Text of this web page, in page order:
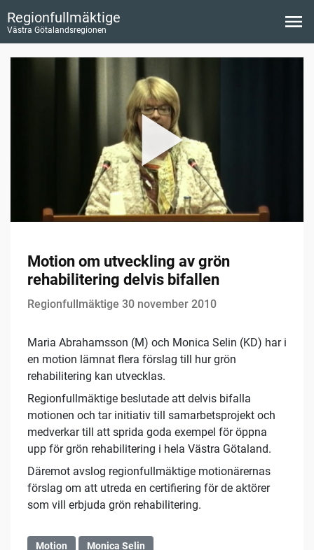
Regionfullmäktige
Västra Götalandsregionen
Motion om utveckling av grön
rehabilitering delvis bifallen
Regionfullmäktige 30 november 2010
Maria Abrahamsson (M) och Monica Selin (KD) har i
en motion lämnat flera förslag till hur grön
rehabilitering kan utvecklas.
Regionfullmäktige beslutade att delvis bifalla
motionen och tar initiativ till samarbetsprojekt och
medverkar till att sprida goda exempel för öppna
upp för grön rehabilitering i hela Västra Götaland.
Däremot avslog regionfullmäktige motionärernas
förslag om att utreda en certifiering för de aktörer
som vill erbjuda grön rehabilitering.
Motion Monica Selin